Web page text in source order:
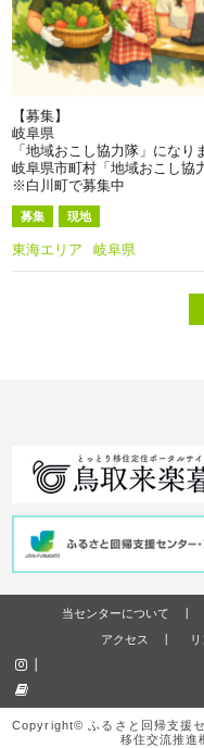
【募集】
岐阜県
「地域おこし協力隊」になり
岐阜県市町村「地域おこし協
※白川町で募集中
募集 現地
東海エリア 岐阜県
当センターについて
アクセス
Copyright© ふるさと回帰支援
移住交流推